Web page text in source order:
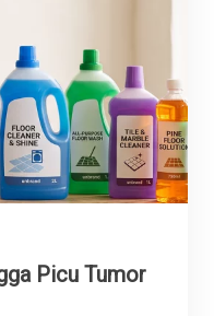
Picu Tumor